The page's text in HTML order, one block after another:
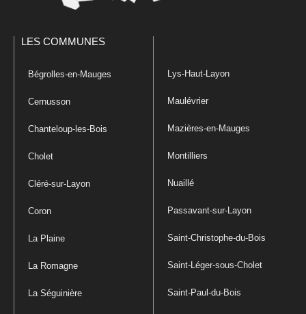
LES COMMUNES
Bégrolles-en-Mauges
Cernusson
Chanteloup-les-Bois
Cholet
Cléré-sur-Layon
Coron
La Plaine
La Romagne
La Séguinière
Lys-Haut-Layon
Maulévrier
Mazières-en-Mauges
Montilliers
Nuaillé
Passavant-sur-Layon
Saint-Christophe-du-Bois
Saint-Léger-sous-Cholet
Saint-Paul-du-Bois